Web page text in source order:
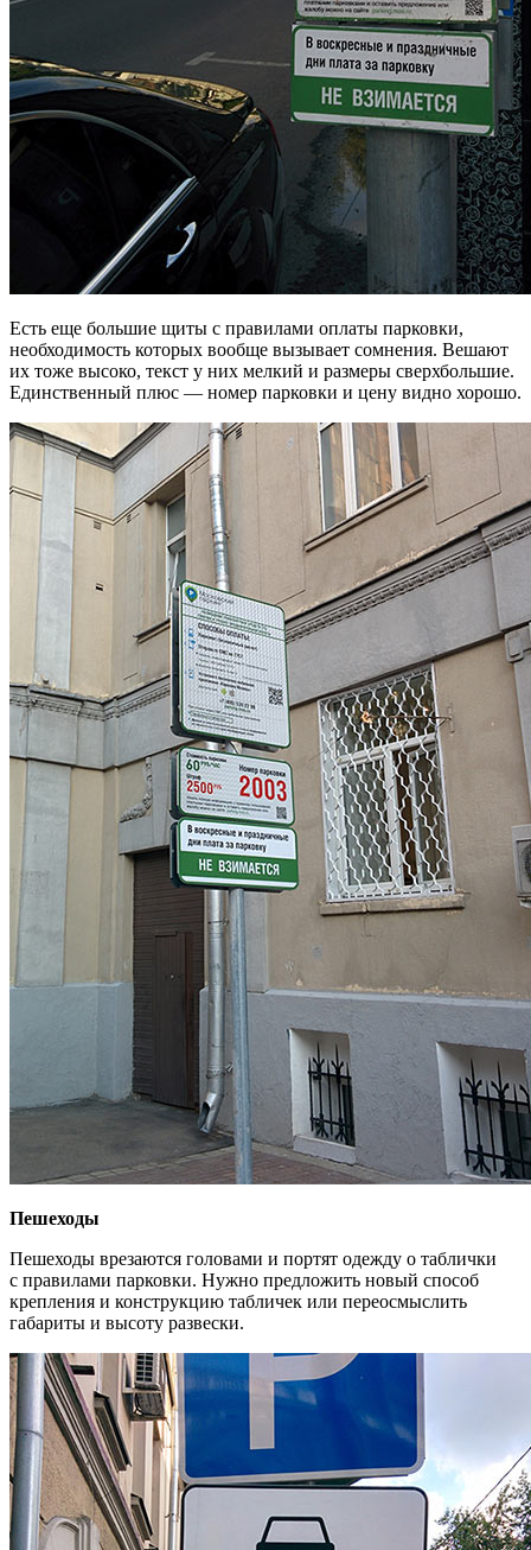
Есть еще большие щиты с правилами оплаты парковки,
необходимость которых вообще вызывает сомнения. Вешают
их тоже высоко, текст у них мелкий и размеры сверхбольшие.
Единственный плюс — номер парковки и цену видно хорошо.
Пешеходы
Пешеходы врезаются головами и портят одежду о таблички
с правилами парковки. Нужно предложить новый способ
крепления и конструкцию табличек или переосмыслить
габариты и высоту развески.